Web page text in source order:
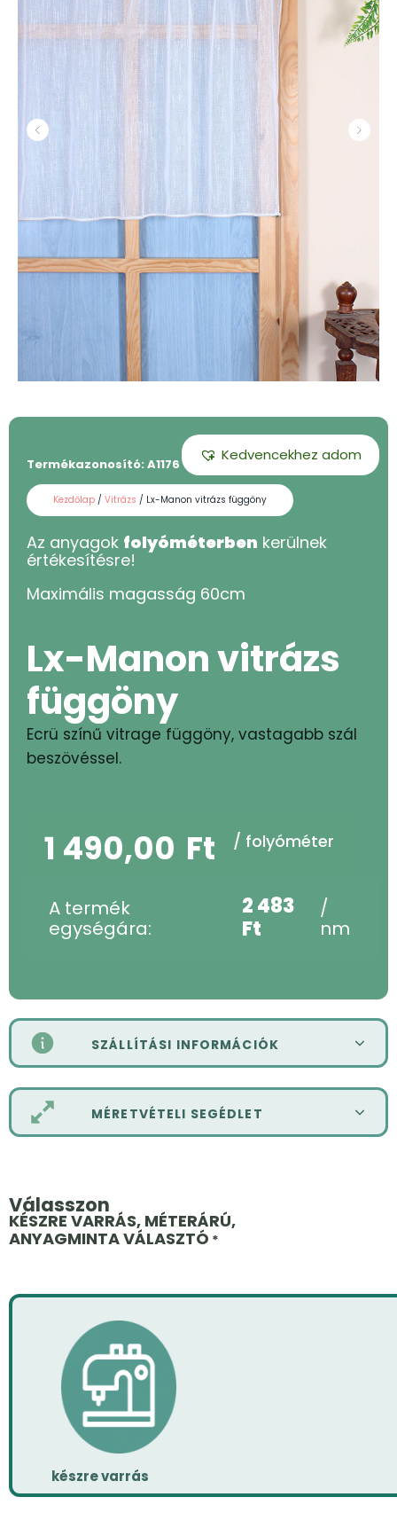
Kedvencekhez adom
Termékazonosító: A1176 - 60
Kezdőlap / Vitrázs / Lx-Manon vitrázs függöny
Az anyagok folyóméterben kerülnek
értékesítésre!
Maximális magasság 60cm
Lx-Manon vitrázs
függöny
Ecrü színű vitrage függöny, vastagabb szál
beszövéssel.
1 490,00 Ft / folyóméter
A termék
egységára:
2 483
Ft
/
nm
SZÁLLÍTÁSI INFORMÁCIÓK
MÉRETVÉTELI SEGÉDLET
Válasszon
KÉSZRE VARRÁS, MÉTERÁRÚ,
ANYAGMINTA VÁLASZTÓ *
készre varrás